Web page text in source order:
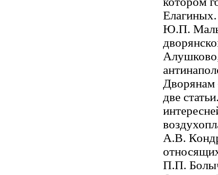
Елагиных.
Ю.П.
Дворянам
две
А.В.
П.П.